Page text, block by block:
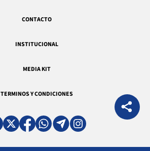
CONTACTO
INSTITUCIONAL
MEDIA KIT
TERMINOS Y CONDICIONES